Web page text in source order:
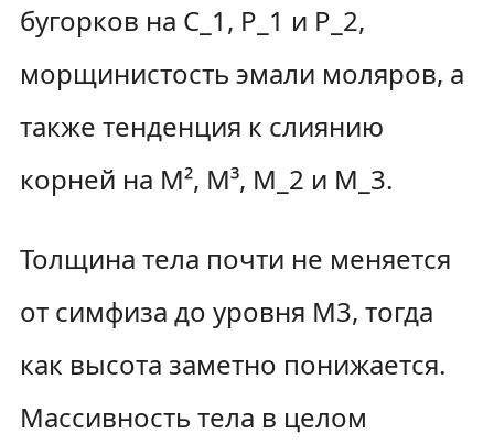
бугорков на С_1, Р_1 и Р_2,
морщинистость эмали моляров, а
также тенденция к слиянию
корней на M², M³, M_2 и М_3.
Толщина тела почти не меняется
от симфиза до уровня М3, тогда
как высота заметно понижается.
Массивность тела в целом